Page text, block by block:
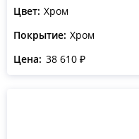
Цвет: Хром
Покрытие: Хром
Цена: 38 610 ₽